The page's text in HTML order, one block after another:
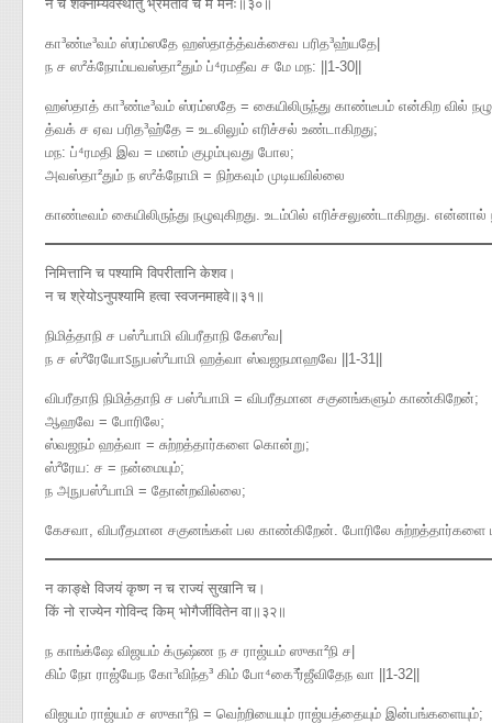
न च शक्नोम्यवस्थातुं भ्रमतीव च मे मनः॥३०॥
கா³ண்டீ³வம் ஸ்ரம்ஸதே ஹஸ்தாத்த்வக்சைவ பரித³ஹ்யதே|
ந ச ஸ²க்நோம்யவஸ்தா²தும் ப்⁴ரமதீவ ச மே மந​: ||1-30||
ஹஸ்தாத் கா³ண்டீ³வம் ஸ்ரம்ஸதே = கையிலிருந்து காண்டீபம் என்கிற வில்
த்வக் ச ஏவ பரித³ஹ்தே = உடலிலும் எரிச்சல் உண்டாகிறது;
மந: ப்⁴ரமதி இவ = மனம் குழம்புவது போல;
அவஸ்தா²தும் ந ஸ²க்நோமி = நிற்கவும் முடியவில்லை
காண்டீவம் கையிலிருந்து நழுவுகிறது. உடம்பில் எரிச்சலுண்டாகிறது.
निमित्तानि च पश्यामि विपरीतानि केशव।
न च श्रेयोऽनुपश्यामि हत्वा स्वजनमाहवे॥३१॥
நிமித்தாநி ச பஸ்²யாமி விபரீதாநி கேஸ²வ|
ந ச ஸ்²ரேயோऽநுபஸ்²யாமி ஹத்வா ஸ்வஜநமாஹவே ||1-31||
விபரீதாநி நிமித்தாநி ச பஸ்²யாமி = விபரீதமான சகுனங்களும் காண்கிறேன்;
ஆஹவே = போரிலே;
ஸ்வஜநம் ஹத்வா = சுற்றத்தார்களை கொன்று;
ஸ்²ரேய: ச = நன்மையும்;
ந அநுபஸ்²யாமி = தோன்றவில்லை;
கேசவா, விபரீதமான சகுனங்கள் பல காண்கிறேன். போரிலே
न काङ्क्षे विजयं कृष्ण न च राज्यं सुखानि च।
किं नो राज्येन गोविन्द किम् भोगैर्जीवितेन वा॥३२॥
ந காங்க்ஷே விஜயம் க்ருஷ்ண ந ச ராஜ்யம் ஸுகா²நி ச|
கிம் நோ ராஜ்யேந கோ³விந்த³ கிம் போ⁴கை³ர்ஜீவிதேந வா ||1-32||
விஜயம் ராஜ்யம் ச ஸுகா²நி = வெற்றியையும் ராஜ்யத்தையும் இன்பங்களையும்;